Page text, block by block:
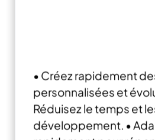
• Créez rapidement
personnalisées et
Réduisez le temps et
développement. •